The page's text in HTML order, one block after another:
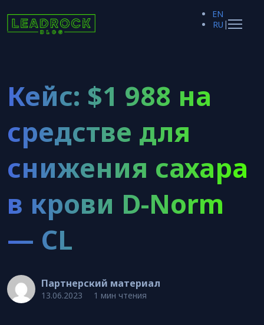
EN
RU |
Кейс: $1 988 на
средстве для
снижения сахара
в крови D-Norm
— CL
Партнерский материал
13.06.2023 1 мин чтения